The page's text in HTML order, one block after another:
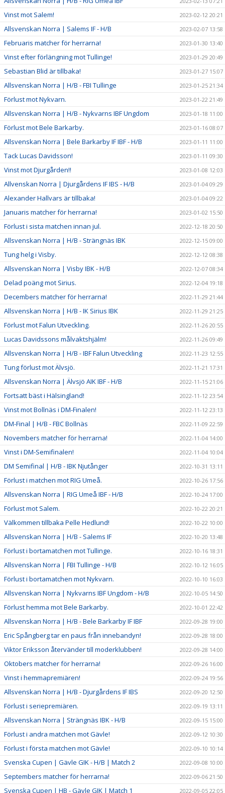
Vinst mot Salem! 2023-02-12 20:21
Allsvenskan Norra | Salems IF - H/B 2023-02-07 13:58
Februaris matcher för herrarna! 2023-01-30 13:40
Vinst efter förlängning mot Tullinge! 2023-01-29 20:49
Sebastian Blid är tillbaka! 2023-01-27 15:07
Allsvenskan Norra | H/B - FBI Tullinge 2023-01-25 21:34
Förlust mot Nykvarn. 2023-01-22 21:49
Allsvenskan Norra | H/B - Nykvarns IBF Ungdom 2023-01-18 11:00
Förlust mot Bele Barkarby. 2023-01-16 08:07
Allsvenskan Norra | Bele Barkarby IF IBF - H/B 2023-01-11 11:00
Tack Lucas Davidsson! 2023-01-11 09:30
Vinst mot Djurgården!! 2023-01-08 12:03
Allvenskan Norra | Djurgårdens IF IBS - H/B 2023-01-04 09:29
Alexander Hallvars är tillbaka! 2023-01-04 09:22
Januaris matcher för herrarna! 2023-01-02 15:50
Förlust i sista matchen innan jul. 2022-12-18 20:50
Allsvenskan Norra | H/B - Strängnäs IBK 2022-12-15 09:00
Tung helg i Visby. 2022-12-12 08:38
Allsvenskan Norra | Visby IBK - H/B 2022-12-07 08:34
Delad poäng mot Sirius. 2022-12-04 19:18
Decembers matcher för herrarna! 2022-11-29 21:44
Allsvenskan Norra | H/B - IK Sirius IBK 2022-11-29 21:25
Förlust mot Falun Utveckling. 2022-11-26 20:55
Lucas Davidssons målvaktshjälm! 2022-11-26 09:49
Allsvenskan Norra | H/B - IBF Falun Utveckling 2022-11-23 12:55
Tung förlust mot Älvsjö. 2022-11-21 17:31
Allsvenskan Norra | Älvsjö AIK IBF - H/B 2022-11-15 21:06
Fortsatt bäst i Hälsingland! 2022-11-12 23:54
Vinst mot Bollnäs i DM-Finalen! 2022-11-12 23:13
DM-Final | H/B - FBC Bollnäs 2022-11-09 22:59
Novembers matcher för herrarna! 2022-11-04 14:00
Vinst i DM-Semifinalen! 2022-11-04 10:04
DM Semifinal | H/B - IBK Njutånger 2022-10-31 13:11
Förlust i matchen mot RIG Umeå. 2022-10-26 17:56
Allsvenskan Norra | RIG Umeå IBF - H/B 2022-10-24 17:00
Förlust mot Salem. 2022-10-22 20:21
Välkommen tillbaka Pelle Hedlund! 2022-10-22 10:00
Allsvenskan Norra | H/B - Salems IF 2022-10-20 13:48
Förlust i bortamatchen mot Tullinge. 2022-10-16 18:31
Allsvenskan Norra | FBI Tullinge - H/B 2022-10-12 16:05
Förlust i bortamatchen mot Nykvarn. 2022-10-10 16:03
Allsvenskan Norra | Nykvarns IBF Ungdom - H/B 2022-10-05 14:50
Förlust hemma mot Bele Barkarby. 2022-10-01 22:42
Allsvenskan Norra | H/B - Bele Barkarby IF IBF 2022-09-28 19:00
Eric Spångberg tar en paus från innebandyn! 2022-09-28 18:00
Viktor Eriksson återvänder till moderklubben! 2022-09-28 14:00
Oktobers matcher för herrarna! 2022-09-26 16:00
Vinst i hemmapremiären! 2022-09-24 19:56
Allsvenskan Norra | H/B - Djurgårdens IF IBS 2022-09-20 12:50
Förlust i seriepremiären. 2022-09-19 13:11
Allsvenskan Norra | Strängnäs IBK - H/B 2022-09-15 15:00
Förlust i andra matchen mot Gävle! 2022-09-12 10:30
Förlust i första matchen mot Gävle! 2022-09-10 10:14
Svenska Cupen | Gävle GIK - H/B | Match 2 2022-09-08 10:00
Septembers matcher för herrarna! 2022-09-06 21:50
Svenska Cupen | HB - Gävle GIK | Match 1 2022-09-05 22:05